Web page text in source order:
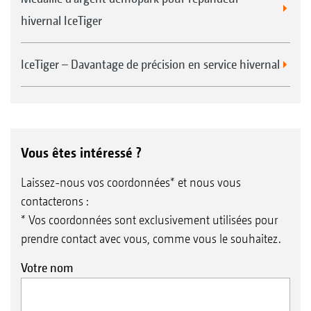
hivernal IceTiger
IceTiger – Davantage de précision en service hivernal
Vous êtes intéressé ?
Laissez-nous vos coordonnées* et nous vous
contacterons :
* Vos coordonnées sont exclusivement utilisées pour
prendre contact avec vous, comme vous le souhaitez.
Votre nom